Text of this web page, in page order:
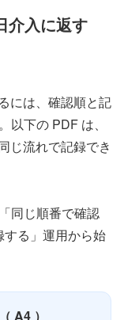
介入に返す
には、確認順と記
下の PDF は、
じ流れで記録でき
同じ順番で確認
する」運用から始
A4 ）